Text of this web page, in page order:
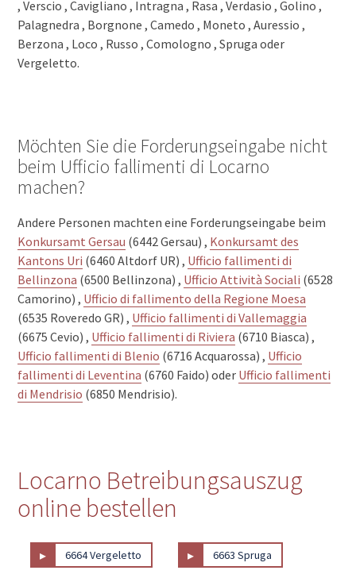
, Verscio , Cavigliano , Intragna , Rasa , Verdasio , Golino ,
Palagnedra , Borgnone , Camedo , Moneto , Auressio ,
Berzona , Loco , Russo , Comologno , Spruga oder
Vergeletto.
Möchten Sie die Forderungseingabe nicht
beim Ufficio fallimenti di Locarno
machen?
Andere Personen machten eine Forderungseingabe beim
Konkursamt Gersau (6442 Gersau) , Konkursamt des
Kantons Uri (6460 Altdorf UR) , Ufficio fallimenti di
Bellinzona (6500 Bellinzona) , Ufficio Attività Sociali (6528
Camorino) , Ufficio di fallimento della Regione Moesa
(6535 Roveredo GR) , Ufficio fallimenti di Vallemaggia
(6675 Cevio) , Ufficio fallimenti di Riviera (6710 Biasca) ,
Ufficio fallimenti di Blenio (6716 Acquarossa) , Ufficio
fallimenti di Leventina (6760 Faido) oder Ufficio fallimenti
di Mendrisio (6850 Mendrisio).
Locarno Betreibungsauszug
online bestellen
▸ 6664 Vergeletto ▸ 6663 Spruga